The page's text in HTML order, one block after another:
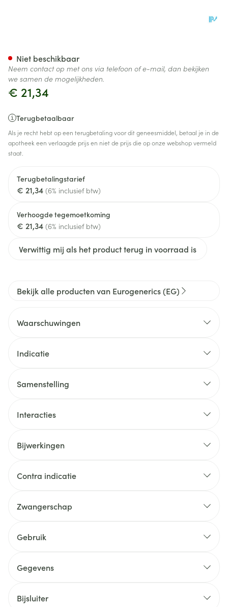
€ 21,34
Terugbetaalbaar
Als je recht hebt op een terugbetaling voor dit geneesmiddel, betaal je in de
apotheek een verlaagde prijs en niet de prijs die op onze webshop vermeld
staat.
Terugbetalingstarief
€ 21,34 (6% inclusief btw)
Verhoogde tegemoetkoming
€ 21,34 (6% inclusief btw)
Verwittig mij als het product terug in voorraad is
Niet beschikbaar
Neem contact op met ons via telefoon of e-mail, dan bekijken
we samen de mogelijkheden.
Bekijk alle producten van Eurogenerics (EG)
Waarschuwingen
Indicatie
Samenstelling
Interacties
Bijwerkingen
Contra indicatie
Zwangerschap
Gebruik
Gegevens
Bijsluiter